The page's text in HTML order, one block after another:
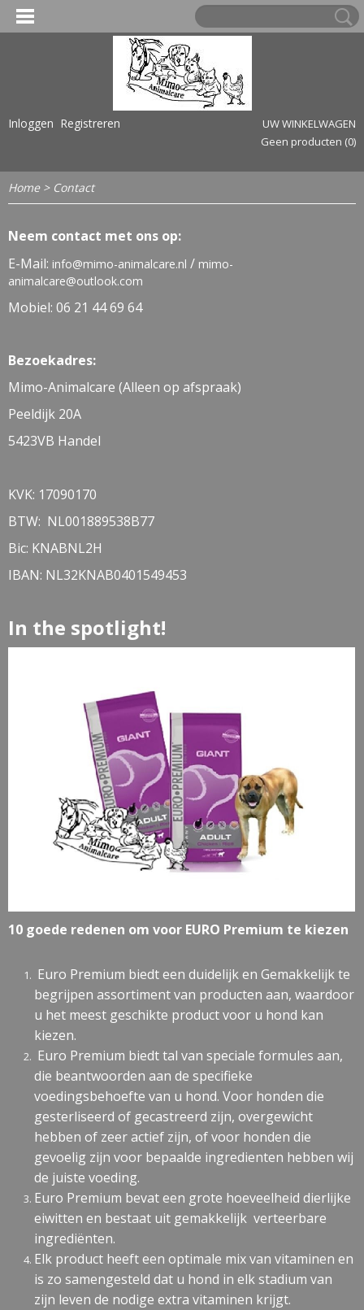
Inloggen Registreren
UW WINKELWAGEN
Geen producten (0)
Home> Contact
Neem contact met ons op:
E-Mail: info@mimo-animalcare.nl / mimo-
animalcare@outlook.com
Mobiel: 06 21 44 69 64
Bezoekadres:
Mimo-Animalcare (Alleen op afspraak)
Peeldijk 20A
5423VB Handel
KVK: 17090170
BTW: NL001889538B77
Bic: KNABNL2H
IBAN: NL32KNAB0401549453
In the spotlight!
10 goede redenen om voor EURO Premium te kiezen
Euro Premium biedt een duidelijk en Gemakkelijk te
begrijpen assortiment van producten aan, waardoor
u het meest geschikte product voor u hond kan
kiezen.
Euro Premium biedt tal van speciale formules aan,
die beantwoorden aan de specifieke
voedingsbehoefte van u hond. Voor honden die
gesterliseerd of gecastreerd zijn, overgewicht
hebben of zeer actief zijn, of voor honden die
gevoelig zijn voor bepaalde ingredienten hebben wij
de juiste voeding.
Euro Premium bevat een grote hoeveelheid dierlijke
eiwitten en bestaat uit gemakkelijk verteerbare
ingrediënten.
Elk product heeft een optimale mix van vitaminen en
is zo samengesteld dat u hond in elk stadium van
zijn leven de nodige extra vitaminen krijgt.